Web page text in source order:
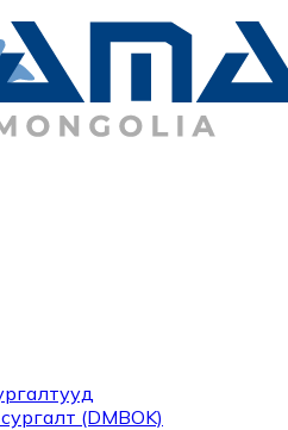
(DMBOK)